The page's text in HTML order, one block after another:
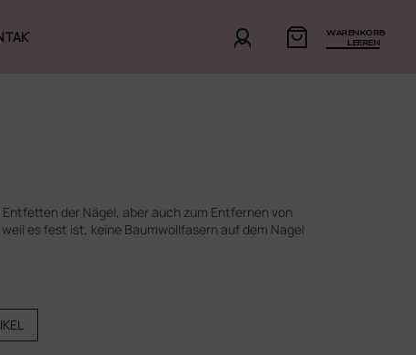
WARENKORB
LEEREN
der Nägel, aber auch zum Entfernen von
es fest ist, keine Baumwollfasern auf dem Nagel